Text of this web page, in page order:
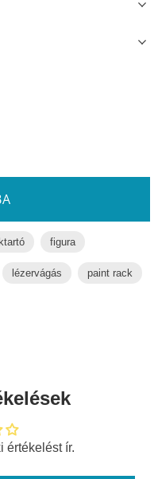
figura
lézervágás paint rack
értékelést ír.